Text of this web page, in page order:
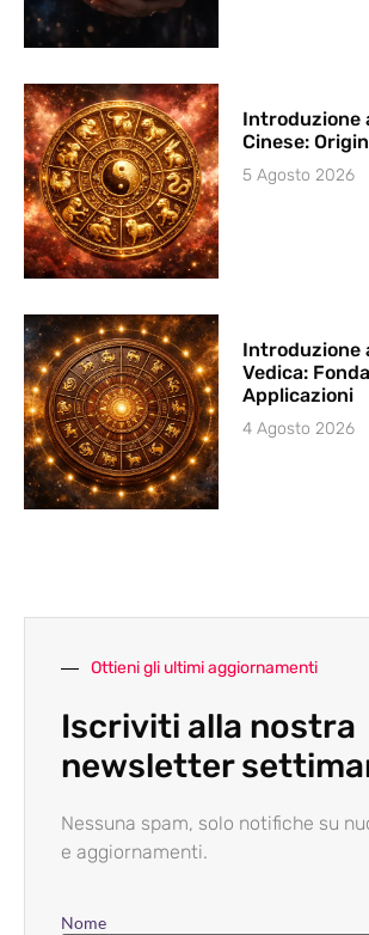
Introduzione
Cinese:
5 Agosto 2026
Introduzione
Vedica:
Applicazioni
4 Agosto 2026
Ottieni gli ultimi aggiornamenti
Iscriviti alla nostra
newsletter
Nessuna spam, solo notifiche su
e aggiornamenti.
Nome